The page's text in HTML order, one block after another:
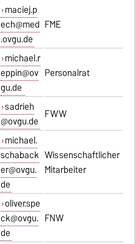
maciej.p
ech@med
.ovgu.de
FME
michael.r
eppin@ov
gu,de
Personalrat
sadrieh
@ovgu.de FWW
michael.
schaback
er@ovgu.
de
Wissenschaftlicher
Mitarbeiter
oliver.spe
ck@ovgu.
de
FNW